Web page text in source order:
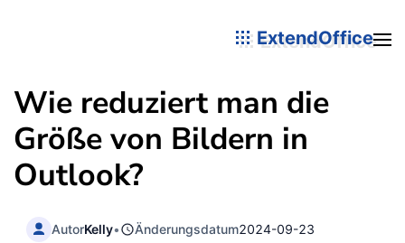
ExtendOffice
Wie reduziert man die
Größe von Bildern in
Outlook?
AutorKelly• Änderungsdatum2024-09-23